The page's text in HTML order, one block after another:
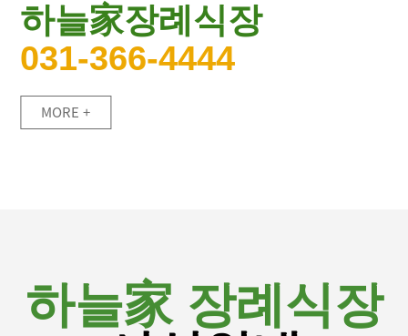
하늘家장례식장
031-366-4444
MORE +
하늘家 장례식장